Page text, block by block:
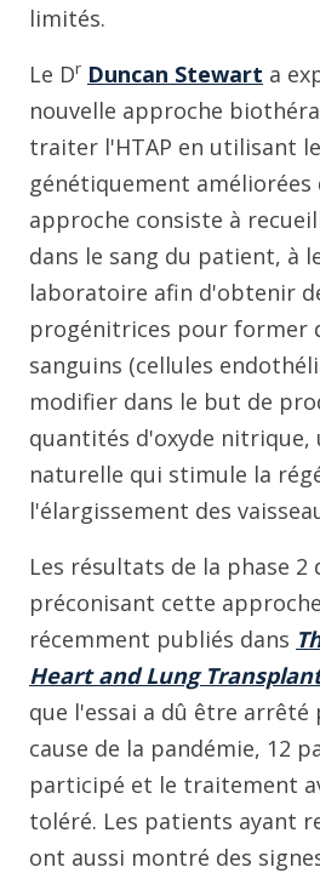
limités.
Le Dr Duncan Stewart a
nouvelle approche
traiter l'HTAP en utilisant
génétiquement
approche consiste à
dans le sang du patient, à
laboratoire afin d'obtenir
progénitrices pour former
sanguins (cellules
modifier dans le but de
quantités d'oxyde nitrique,
naturelle qui stimule la
l'élargissement des
Les résultats de la phase 2
préconisant cette
récemment publiés dans
Heart and Lung
que l'essai a dû être
cause de la pandémie, 12
participé et le traitement
toléré. Les patients ayant
ont aussi montré des